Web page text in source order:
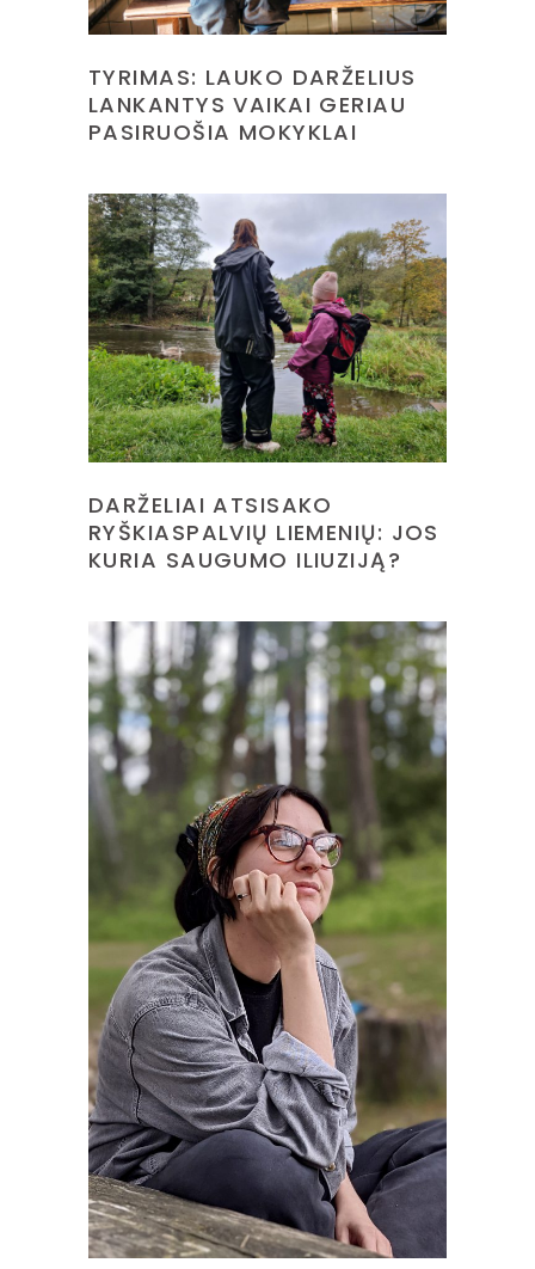
TYRIMAS: LAUKO DARŽELIUS
LANKANTYS VAIKAI GERIAU
PASIRUOŠIA MOKYKLAI
DARŽELIAI ATSISAKO
RYŠKIASPALVIŲ LIEMENIŲ: JOS
KURIA SAUGUMO ILIUZIJĄ?